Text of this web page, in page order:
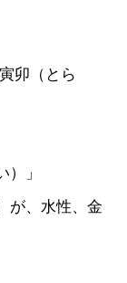
卯（とら
」
が、水性、金